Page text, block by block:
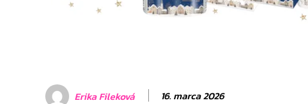
Erika Fileková 16. marca 2026